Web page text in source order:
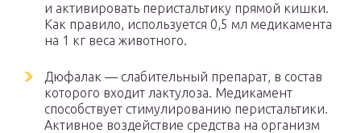
и активировать перистальтику прямой кишки.
Как правило, используется 0,5 мл медикамента
на 1 кг веса животного.
Дюфалак — слабительный препарат, в состав
которого входит лактулоза. Медикамент
способствует стимулированию перистальтики.
Активное воздействие средства на организм